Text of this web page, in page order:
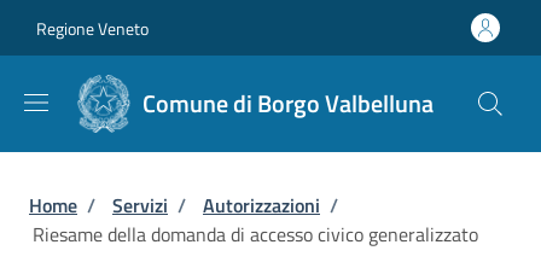
Regione Veneto
Comune di Borgo Valbelluna
Briciole di pane
Home / Servizi / Autorizzazioni /
Riesame della domanda di accesso civico generalizzato